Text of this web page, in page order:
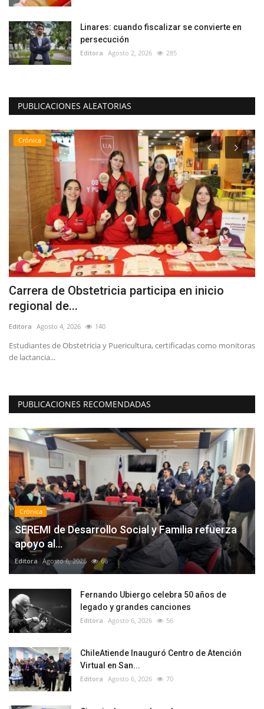
Linares: cuando fiscalizar se convierte en
persecución
Editora Agosto 2, 2026 285
PUBLICACIONES ALEATORIAS
Crónica
Carrera de Obstetricia participa en inicio
regional de...
Editora Agosto 4, 2026 140
Estudiantes de Obstetricia y Puericultura, certificadas como monitoras
de lactancia...
PUBLICACIONES RECOMENDADAS
Crónica
SEREMI de Desarrollo Social y Familia refuerza
apoyo al...
Editora Agosto 6, 2026 66
Fernando Ubiergo celebra 50 años de
legado y grandes canciones
Editora Agosto 6, 2026 56
ChileAtiende Inauguró Centro de Atención
Virtual en San...
Editora Agosto 6, 2026 70